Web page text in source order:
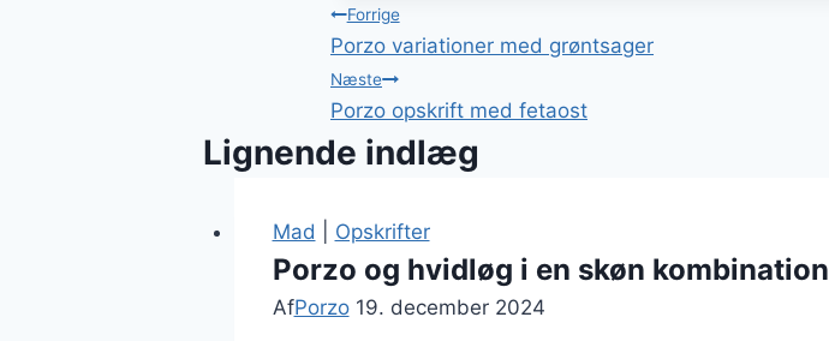
Indlægsnavigation
Forrige
Porzo variationer med grøntsager
Næste
Porzo opskrift med fetaost
Lignende indlæg
Mad Opskrifter
Porzo og hvidløg i en skøn kombination
AfPorzo 19. december 2024